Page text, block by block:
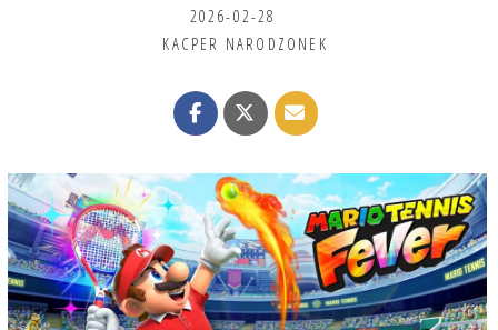
2026-02-28
KACPER NARODZONEK